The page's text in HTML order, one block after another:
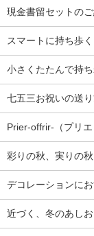
現金書留セットの
スマートに持ち歩
小さくたたんで持
七五三お祝いの送
Prier-offrir-（プリ
彩りの秋、実りの秋
デコレーションに
近づく、冬のあしお